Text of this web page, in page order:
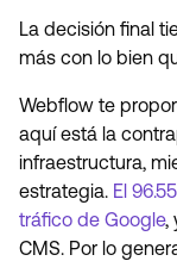
La decisión final
más con lo bien
Webflow te
aquí está la
infraestructura,
estrategia. El
tráfico de Google,
CMS. Por lo